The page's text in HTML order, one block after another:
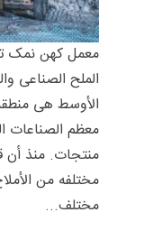
معمل کهن نمک
الملح الصناعی
الأوسط هی
معظم الصناعات
منتجات. منذ أن
مختلفه من
مختلف...